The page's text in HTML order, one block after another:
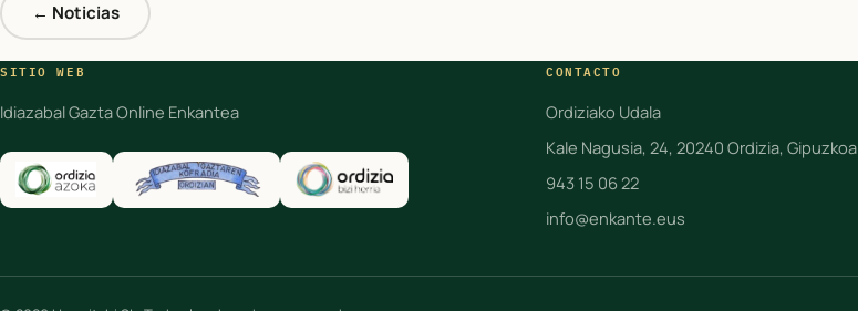
← Noticias
SITIO WEB
Idiazabal Gazta Online Enkantea
CONTACTO
Ordiziako Udala
Kale Nagusia, 24, 20240 Ordizia, Gipuzkoa
943 15 06 22
info@enkante.eus